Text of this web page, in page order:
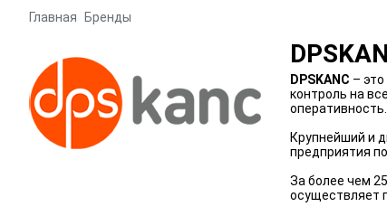
Главная Бренды
DPSKANC –
контроль на
оперативность.
Крупнейший и
предприятия
За более чем
осуществляет